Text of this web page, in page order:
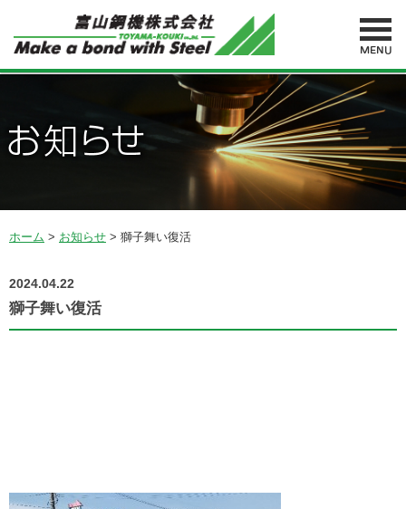
MENU
ホーム > お知らせ > 獅子舞い復活
2024.04.22
獅子舞い復活